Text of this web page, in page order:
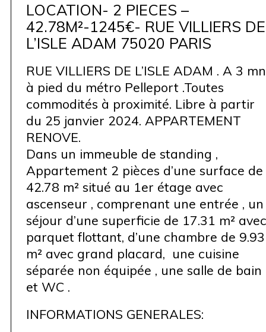
LOCATION- 2 PIECES –
42.78M²-1245€- RUE VILLIERS DE
L’ISLE ADAM 75020 PARIS
RUE VILLIERS DE L’ISLE ADAM . A 3 mn
à pied du métro Pelleport .Toutes
commodités à proximité. Libre à partir
du 25 janvier 2024. APPARTEMENT
RENOVE.
Dans un immeuble de standing ,
Appartement 2 pièces d’une surface de
42.78 m² situé au 1er étage avec
ascenseur , comprenant une entrée , un
séjour d’une superficie de 17.31 m² avec
parquet flottant, d’une chambre de 9.93
m² avec grand placard, une cuisine
séparée non équipée , une salle de bain
et WC .
INFORMATIONS GENERALES: